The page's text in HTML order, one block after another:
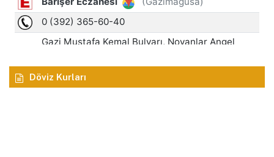
Döviz Kurları